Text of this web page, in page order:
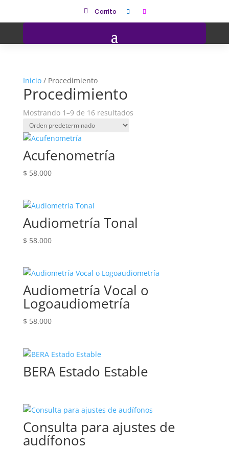
 Carrito
Inicio/ Procedimiento
Procedimiento
Mostrando 1–9 de 16 resultados
Acufenometría
$ 58.000
Audiometría Tonal
$ 58.000
Audiometría Vocal o
Logoaudiometría
$ 58.000
BERA Estado Estable
Consulta para ajustes de
audífonos